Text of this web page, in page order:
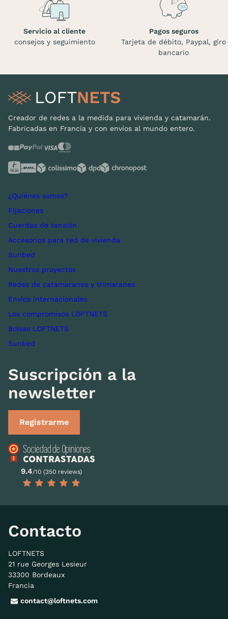
Servicio al cliente
consejos y seguimiento
Pagos seguros
Tarjeta de débito, Paypal, giro
bancario
Creador de redes a la medida para vivienda y catamarán.
Fabricadas en Francia y con envíos al mundo entero.
¿Quiénes somos?
Fijaciones
Cuerdas de tensión
Accesorios para red de vivienda
Sunbed
Nuestros proyectos
Redes de catamaranes y trimaranes
Envíos internacionales
Los compromisos LOFTNETS
Bolsas LOFTNETS
Sunbed
Suscripción a la
newsletter
Registrarme
9.4/10 (350 reviews)
Contacto
LOFTNETS
21 rue Georges Lesieur
33300 Bordeaux
Francia
contact@loftnets.com